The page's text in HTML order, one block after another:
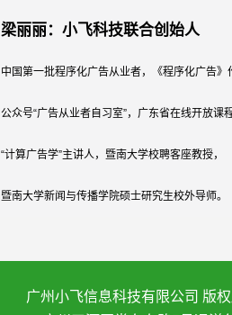
梁丽丽：小飞科技联合创始人
中国第一批程序化广告从业者，《程序化广告》
公众号“广告从业者自习室”，广东省在线开放课
“计算广告学”主讲人，暨南大学校聘客座教授，
暨南大学新闻与传播学院硕士研究生校外导师。
广州小飞信息科技有限公司 版